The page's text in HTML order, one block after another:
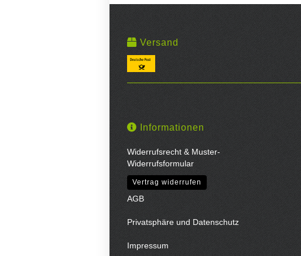
Versand
Informationen
Widerrufsrecht & Muster-
Widerrufsformular
Vertrag widerrufen
AGB
Privatsphäre und Datenschutz
Impressum